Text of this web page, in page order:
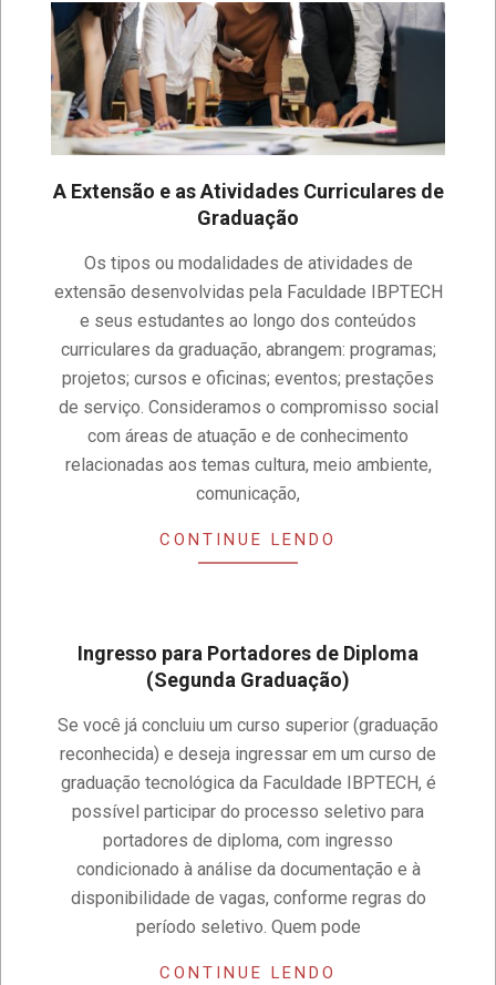
A Extensão e as Atividades Curriculares de
Graduação
19
Os tipos ou modalidades de atividades de
extensão desenvolvidas pela Faculdade IBPTECH
e seus estudantes ao longo dos conteúdos
curriculares da graduação, abrangem: programas;
projetos; cursos e oficinas; eventos; prestações
de serviço. Consideramos o compromisso social
com áreas de atuação e de conhecimento
relacionadas aos temas cultura, meio ambiente,
comunicação,
CONTINUE LENDO
Ingresso para Portadores de Diploma
(Segunda Graduação)
07-
25
Se você já concluiu um curso superior (graduação
reconhecida) e deseja ingressar em um curso de
graduação tecnológica da Faculdade IBPTECH, é
possível participar do processo seletivo para
portadores de diploma, com ingresso
condicionado à análise da documentação e à
disponibilidade de vagas, conforme regras do
período seletivo. Quem pode
CONTINUE LENDO